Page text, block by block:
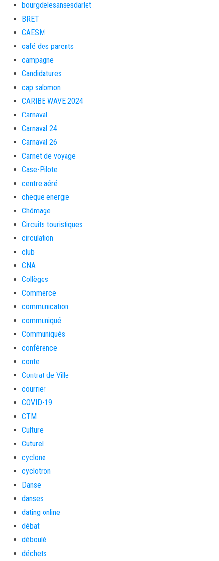
bourgdelesansesdarlet
BRET
CAESM
café des parents
campagne
Candidatures
cap salomon
CARIBE WAVE 2024
Carnaval
Carnaval 24
Carnaval 26
Carnet de voyage
Case-Pilote
centre aéré
cheque energie
Chômage
Circuits touristiques
circulation
club
CNA
Collèges
Commerce
communication
communiqué
Communiqués
conférence
conte
Contrat de Ville
courrier
COVID-19
CTM
Culture
Cuturel
cyclone
cyclotron
Danse
danses
dating online
débat
déboulé
déchets